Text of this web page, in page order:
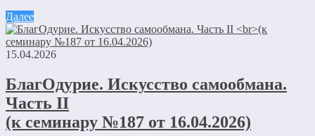
Далее
15.04.2026
БлагОдурие. Искусство самообмана.
Часть II
(к семинару №187 от 16.04.2026)